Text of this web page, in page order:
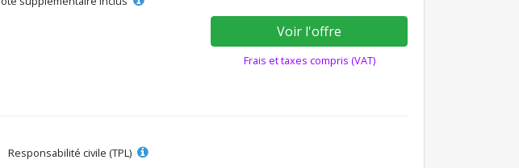
Voir l'offre
Frais et taxes compris (VAT)
Responsabilité civile (TPL)